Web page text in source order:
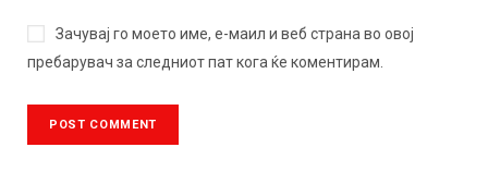
Зачувај го моето име, е-маил и веб страна во овој
пребарувач за следниот пат кога ќе коментирам.